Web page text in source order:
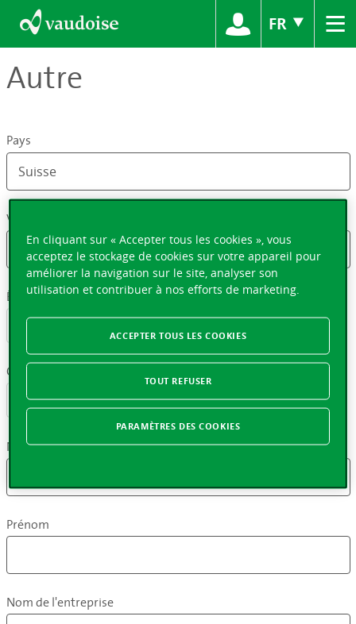
FR ≡
Autre
Pays
Votre localité hors Suisse
Êtes-vous client de la Vaudoise?
Oui
Civilité
Madame Monsieur
Nom
Prénom
Nom de l'entreprise
En cliquant sur « Accepter tous les cookies », vous
acceptez le stockage de cookies sur votre appareil pour
améliorer la navigation sur le site, analyser son
utilisation et contribuer à nos efforts de marketing.
TOUT REFUSER
ACCEPTER TOUS LES COOKIES
PARAMÈTRES DES COOKIES